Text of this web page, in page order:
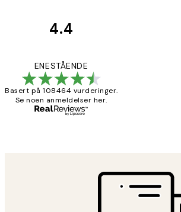
4.4
ENESTÅENDE
Basert på 108464 vurderinger.
Se noen anmeldelser her.